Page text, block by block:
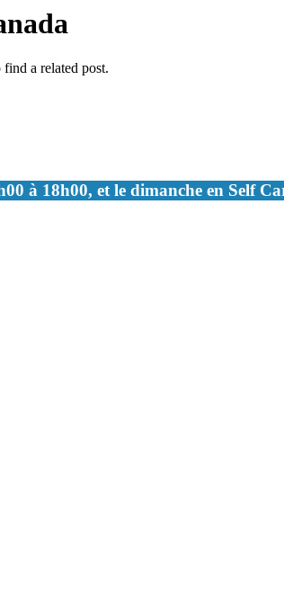
a related post.
à 18h00, et le dimanche en Self